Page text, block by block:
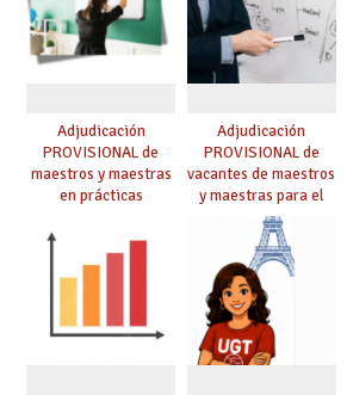
Adjudicación
PROVISIONAL de
maestros y maestras
en prácticas
Adjudicación
PROVISIONAL de
vacantes de maestros
y maestras para el
curso 26-27